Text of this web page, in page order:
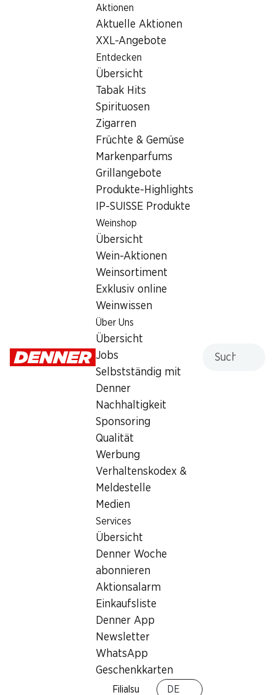
Aktionen
Aktuelle Aktionen
XXL-Angebote
Entdecken
Übersicht
Tabak Hits
Spirituosen
Zigarren
Früchte & Gemüse
Markenparfums
Grillangebote
Produkte-Highlights
IP-SUISSE Produkte
Weinshop
Übersicht
Wein-Aktionen
Weinsortiment
Exklusiv online
Weinwissen
Über Uns
Übersicht
Jobs
Selbstständig mit
Denner
Nachhaltigkeit
Sponsoring
Qualität
Werbung
Verhaltenskodex &
Meldestelle
Medien
Services
Übersicht
Denner Woche
abonnieren
Aktionsalarm
Einkaufsliste
Denner App
Newsletter
WhatsApp
Geschenkkarten
Filialsu
DE
Filialsuche
Denner Filiale Fuchsbüelstrasse 4, 9477 Trübbach
9477 Trübbach
Fuchsbüelstrasse 4, 9477 Trübbach
Öffnungszeiten
Mittwoch 07:00 - 19:00
Bargeldbezug mit Post - / M-Card